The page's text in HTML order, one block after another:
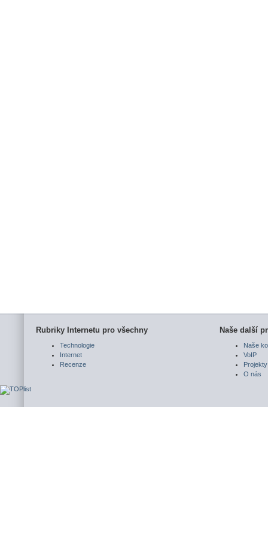
Rubriky Internetu pro všechny
Technologie
Internet
Recenze
Naše další
Naše
VoIP
Projekty
O nás